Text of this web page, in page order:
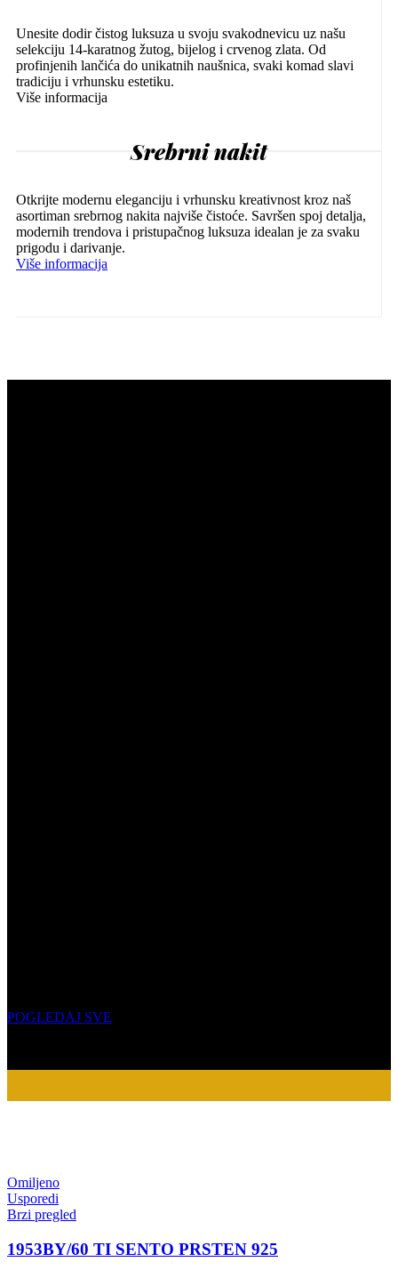
Unesite dodir čistog luksuza u svoju svakodnevicu uz našu
selekciju 14-karatnog žutog, bijelog i crvenog zlata. Od
profinjenih lančića do unikatnih naušnica, svaki komad slavi
tradiciju i vrhunsku estetiku.
Više informacija
Srebrni nakit
Otkrijte modernu eleganciju i vrhunsku kreativnost kroz naš
asortiman srebrnog nakita najviše čistoće. Savršen spoj detalja,
modernih trendova i pristupačnog luksuza idealan je za svaku
prigodu i darivanje.
Više informacija
POGLEDAJ SVE
Omiljeno
Usporedi
Brzi pregled
1953BY/60 TI SENTO PRSTEN 925